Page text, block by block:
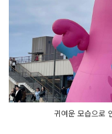
귀여운 모습으로